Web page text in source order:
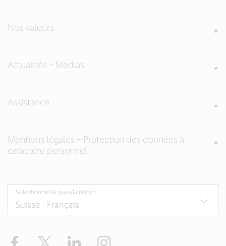
Nos valeurs
Actualités + Médias
Assistance
Mentions légales + Protection des données à
caractère personnel
Sélectionner le pays/la région
Facebook Twitter LinkedIn